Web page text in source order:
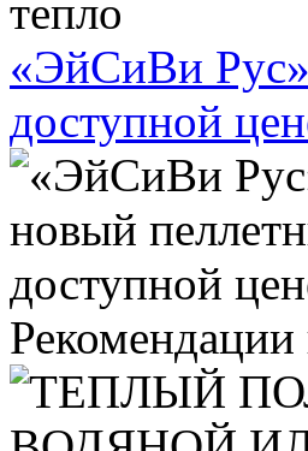
«ЭйСиВи Рус»
доступной
Рекомендации